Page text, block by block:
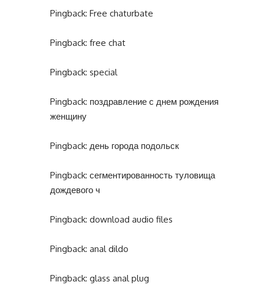
Pingback: Free chaturbate
Pingback: free chat
Pingback: special
Pingback: поздравление с днем рождения
женщину
Pingback: день города подольск
Pingback: сегментированность туловища
дождевого ч
Pingback: download audio files
Pingback: anal dildo
Pingback: glass anal plug